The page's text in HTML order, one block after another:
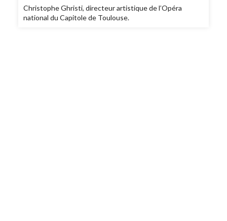
Christophe Ghristi, directeur artistique de l’Opéra
national du Capitole de Toulouse.